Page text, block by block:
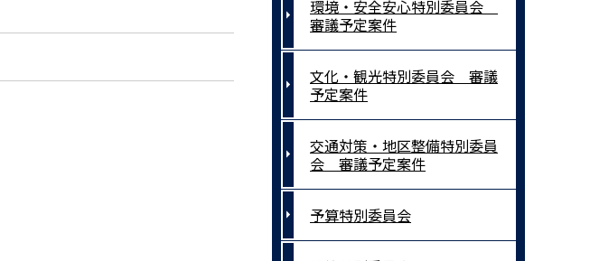
環境・安全安心特別委員会
審議予定案件
文化・観光特別委員会 審議
予定案件
交通対策・地区整備特別委員
会 審議予定案件
予算特別委員会